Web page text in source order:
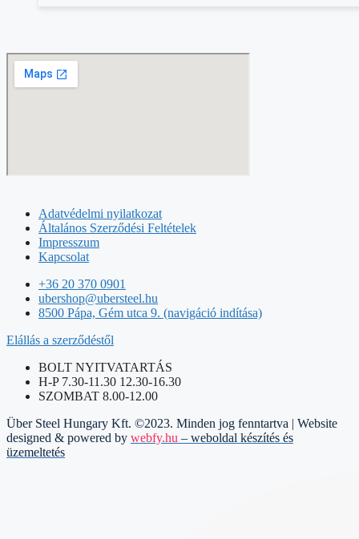
Adatvédelmi nyilatkozat
Általános Szerződési Feltételek
Impresszum
Kapcsolat
+36 20 370 0901
ubershop@ubersteel.hu
8500 Pápa, Gém utca 9. (navigáció indítása)
Elállás a szerződéstől
BOLT NYITVATARTÁS
H-P 7.30-11.30 12.30-16.30
SZOMBAT 8.00-12.00
Über Steel Hungary Kft. ©2023. Minden jog fenntartva | Website
designed & powered by webfy.hu – weboldal készítés és
üzemeltetés